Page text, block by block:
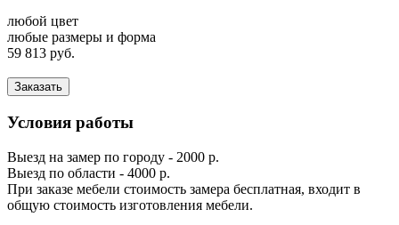
любой цвет
любые размеры и форма
59 813 руб.
Заказать
Условия работы
Выезд на замер по городу - 2000 р.
Выезд по области - 4000 р.
При заказе мебели стоимость замера бесплатная, входит в
общую стоимость изготовления мебели.